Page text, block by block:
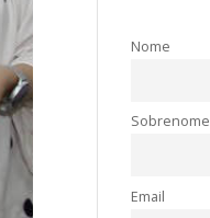
Nome
Sobrenome
Email